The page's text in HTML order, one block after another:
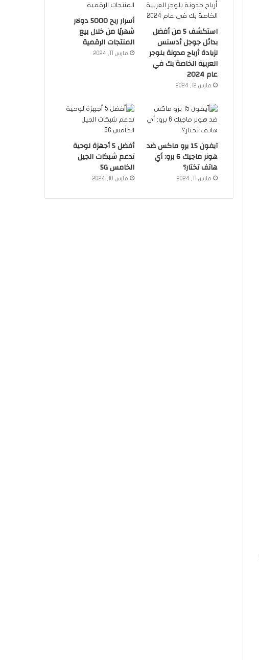
استكشف 5 من أفضل
بدائل جوجل أدسنس
لزيادة أرباح مدونة بلوجر
العربية الخاصة بك في
عام 2024
مارس 12, 2024
أسرار ربح 5000 دولار
شهريًا من خلال بيع
المنتجات الرقمية
مارس 11, 2024
آيفون 15 يرو ماكس ضد
هونر ماجيك 6 برو: أي
هاتف تختار؟
مارس 11, 2024
أفضل 5 أجهزة لوحية
تدعم شبكات الجيل
الخامس 5G
مارس 10, 2024